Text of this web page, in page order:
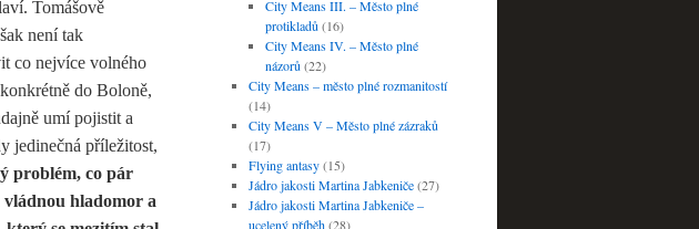
Tomášově
není tak
co nejvíce volného
do Boloně,
umí pojistit a
jedinečná příležitost,
problém, co pár
vládnou hladomor a
City Means III. – Město plné
protikladů (16)
City Means IV. – Město plné
názorů (22)
City Means – město plné rozmanitostí
(14)
City Means V – Město plné zázraků
(17)
Flying antasy(15)
Jádro jakosti Martina Jabkeniče(27)
Jádro jakosti Martina Jabkeniče –
ucelený příběh(28)